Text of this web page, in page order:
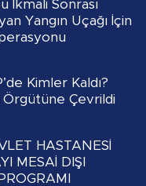
İkmali Sonrası
Yangın Uçağı İçin
Kimler Kaldı?
Çevrildi
HASTANESİ
MESAİ DIŞI